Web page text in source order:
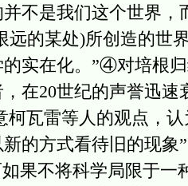
不是我们这个世界
远的某处)所创造的
实在化。”④对培根
在20世纪的声誉迅
雷等人的观点，认
的方式看待旧的现
果不将科学局限于